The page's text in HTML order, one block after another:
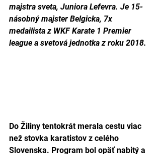
majstra sveta, Juniora Lefevra. Je 15-
násobný majster Belgicka, 7x
medailista z WKF Karate 1 Premier
league a svetová jednotka z roku 2018.
Do Žiliny tentokrát merala cestu viac
než stovka karatistov z celého
Slovenska. Program bol opäť nabitý a